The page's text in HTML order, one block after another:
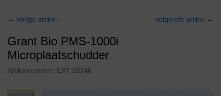
← Vorige artikel volgende artikel →
Grant Bio PMS-1000i
Microplaatschudder
Artikelnummer: EXT 29346